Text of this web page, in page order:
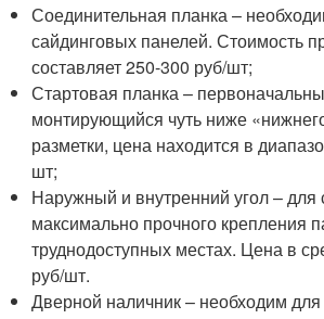
Соединительная планка –
сайдинговых панелей. Стоимость
составляет 250-300 руб/шт;
Стартовая планка –
монтирующийся чуть ниже
разметки, цена находится в
шт;
Наружный и внутренний угол – для
максимально прочного крепления
труднодоступных местах. Цена в
руб/шт.
Дверной наличник – необходим